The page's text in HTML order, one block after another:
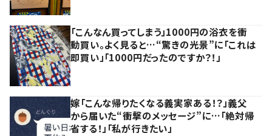
「こんなん買ってしまう」1000円の浴衣を衝
動買い。よく見ると…“驚きの光景”に「これは
即買い」「1000円だったのですか？！」
嫁「こんな帰りたくなる義実家ある！？」義父
から届いた“衝撃のメッセージ”に…「絶対帰
省する！」「私が行きたい」